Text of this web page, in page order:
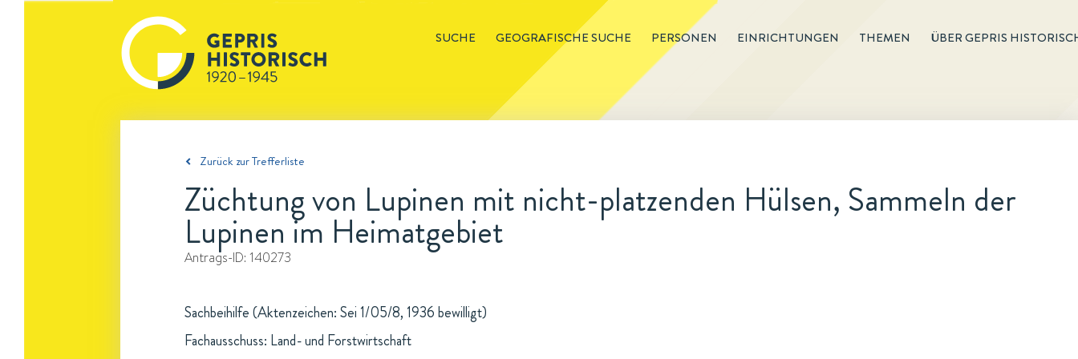
SUCHE GEOGRAFISCHE SUCHE PERSONEN EINRICHTUNGEN THEMEN ÜBER GEPRIS
Zurück zur Trefferliste
Züchtung von Lupinen mit nicht-platzenden Hülsen, Sammeln der
Lupinen im Heimatgebiet
Antrags-ID: 140273
Sachbeihilfe (Aktenzeichen: Sei 1/05/8, 1936 bewilligt)
Fachausschuss: Land- und Forstwirtschaft